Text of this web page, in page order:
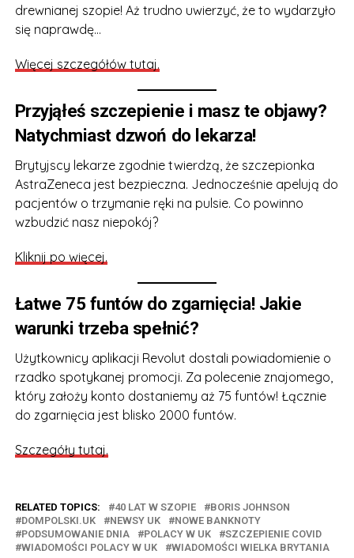
drewnianej szopie! Aż trudno uwierzyć, że to wydarzyło
się naprawdę…
Więcej szczegółów tutaj.
Przyjąłeś szczepienie i masz te objawy?
Natychmiast dzwoń do lekarza!
Brytyjscy lekarze zgodnie twierdzą, że szczepionka
AstraZeneca jest bezpieczna. Jednocześnie apelują do
pacjentów o trzymanie ręki na pulsie. Co powinno
wzbudzić nasz niepokój?
Kliknij po więcej.
Łatwe 75 funtów do zgarnięcia! Jakie
warunki trzeba spełnić?
Użytkownicy aplikacji Revolut dostali powiadomienie o
rzadko spotykanej promocji. Za polecenie znajomego,
który założy konto dostaniemy aż 75 funtów! Łącznie
do zgarnięcia jest blisko 2000 funtów.
Szczegóły tutaj.
RELATED TOPICS: 40 LAT W SZOPIE
BORIS JOHNSON
DOMPOLSKI.UK
NEWSY UK
NOWE BANKNOTY
PODSUMOWANIE DNIA
POLACY W UK
SZCZEPIENIE COVID
WIADOMOŚCI POLACY W UK
WIADOMOŚCI WIELKA BRYTANIA